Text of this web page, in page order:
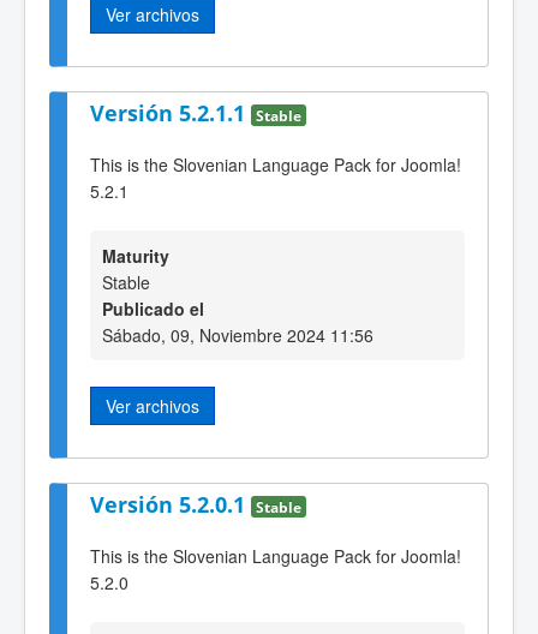
Ver archivos
Versión 5.2.1.1 Stable
This is the Slovenian Language Pack for Joomla!
5.2.1
Maturity
Stable
Publicado el
Sábado, 09, Noviembre 2024 11:56
Ver archivos
Versión 5.2.0.1 Stable
This is the Slovenian Language Pack for Joomla!
5.2.0